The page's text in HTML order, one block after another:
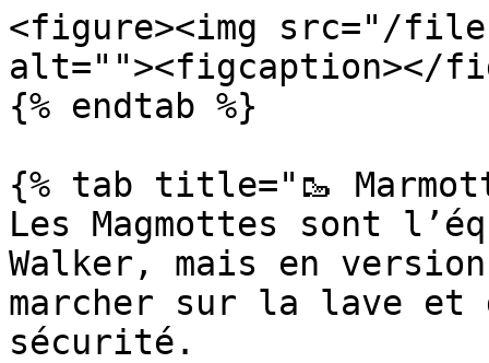
<figure><img src="/
alt=""><figcaption></
{% endtab %}
{% tab title="🥾
Les Magmottes sont
Walker, mais en
marcher sur la lave et
sécurité.